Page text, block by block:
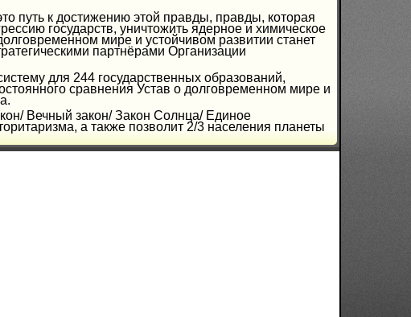
путь к достижению этой правды, правды, которая
государств, уничтожить ядерное и химическое
мире и устойчивом развитии станет
партнёрами Организации
для 244 государственных образований,
сравнения Устав о долговременном мире и
Вечный закон/ Закон Солнца/ Единое
а также позволит 2/3 населения планеты